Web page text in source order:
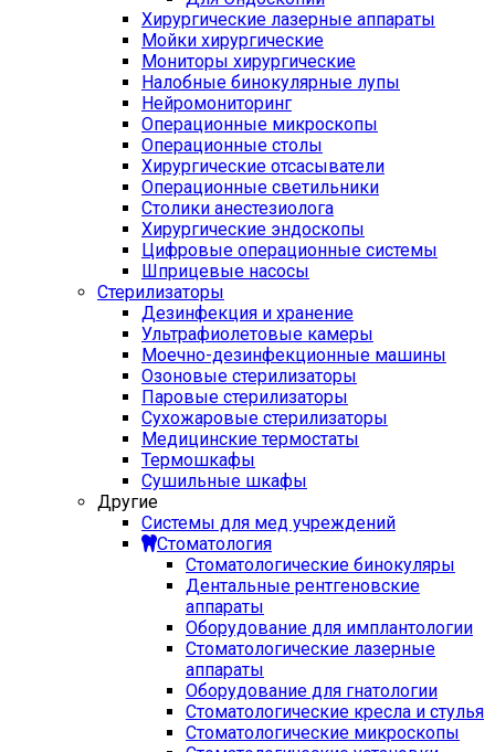
Хирургические лазерные аппараты
Мойки хирургические
Мониторы хирургические
Налобные бинокулярные лупы
Нейромониторинг
Операционные микроскопы
Операционные столы
Хирургические отсасыватели
Операционные светильники
Столики анестезиолога
Хирургические эндоскопы
Цифровые операционные системы
Шприцевые насосы
Стерилизаторы
Дезинфекция и хранение
Ультрафиолетовые камеры
Моечно-дезинфекционные машины
Озоновые стерилизаторы
Паровые стерилизаторы
Сухожаровые стерилизаторы
Медицинские термостаты
Термошкафы
Сушильные шкафы
Другие
Системы для мед учреждений
Стоматология
Стоматологические бинокуляры
Дентальные рентгеновские
аппараты
Оборудование для имплантологии
Стоматологические лазерные
аппараты
Оборудование для гнатологии
Стоматологические кресла и стулья
Стоматологические микроскопы